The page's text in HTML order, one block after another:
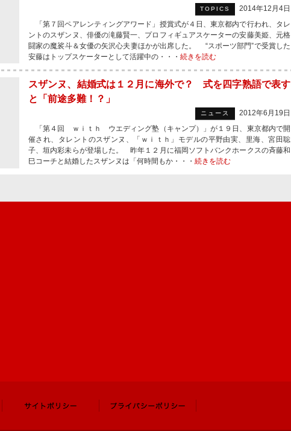
TOPICS
2014年12月4日
「第７回ペアレンティングアワード」授賞式が４日、東京都内で行われ、タレ
ントのスザンヌ、俳優の滝藤賢一、プロフィギュアスケーターの安藤美姫、元格
闘家の魔裟斗＆女優の矢沢心夫妻ほかが出席した。 “スポーツ部門”で受賞した
安藤はトップスケーターとして活躍中の・・・ 続きを読む
スザンヌ、結婚式は１２月に海外で？ 式を四字熟語で表す
と「前途多難！？」
ニュース
2012年6月19日
「第４回 ｗｉｔｈ ウエディング塾（キャンプ）」が１９日、東京都内で開
催され、タレントのスザンヌ、「ｗｉｔｈ」モデルの平野由実、里海、宮田聡
子、垣内彩未らが登場した。 昨年１２月に福岡ソフトバンクホークスの斉藤和
巳コーチと結婚したスザンヌは「何時間もか・・・ 続きを読む